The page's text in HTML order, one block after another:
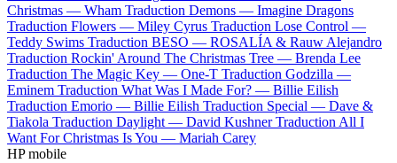
Christmas — Wham Traduction Demons — Imagine Dragons
Traduction Flowers — Miley Cyrus Traduction Lose Control —
Teddy Swims Traduction BESO — ROSALÍA & Rauw Alejandro
Traduction Rockin' Around The Christmas Tree — Brenda Lee
Traduction The Magic Key — One-T Traduction Godzilla —
Eminem Traduction What Was I Made For? — Billie Eilish
Traduction Emorio — Billie Eilish Traduction Special — Dave &
Tiakola Traduction Daylight — David Kushner Traduction All I
Want For Christmas Is You — Mariah Carey
HP mobile